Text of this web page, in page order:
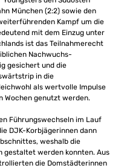
München (2:2) sowie den
Kampf um die
mit dem Einzug unter
ist das Teilnahmerecht
Nachwuchs-
gesichert und die
in die
als wertvolle Impulse
Wochen genutzt werden.
Führungswechseln im Lauf
DJK-Korbjägerinnen dann
weshalb die
gestaltet werden konnten. Aus
die Domstädterinnen